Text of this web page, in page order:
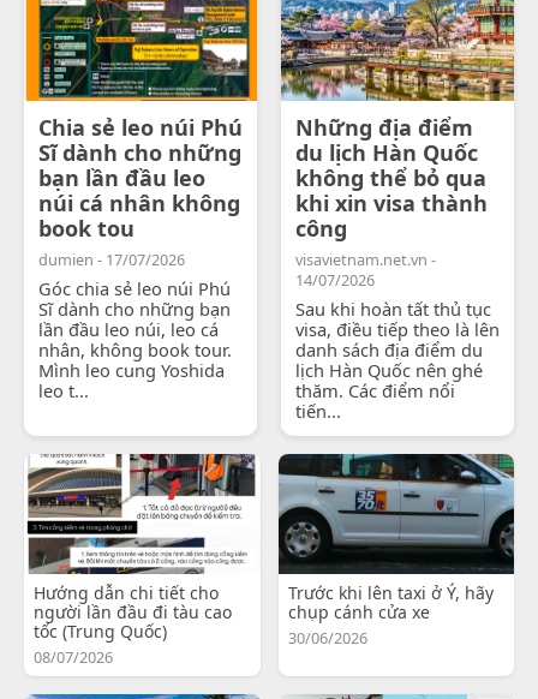
Chia sẻ leo núi Phú
Sĩ dành cho những
bạn lần đầu leo
núi cá nhân không
book tou
dumien - 17/07/2026
Góc chia sẻ leo núi Phú
Sĩ dành cho những bạn
lần đầu leo núi, leo cá
nhân, không book tour.
Mình leo cung Yoshida
leo t...
Những địa điểm
du lịch Hàn Quốc
không thể bỏ qua
khi xin visa thành
công
visavietnam.net.vn -
14/07/2026
Sau khi hoàn tất thủ tục
visa, điều tiếp theo là lên
danh sách địa điểm du
lịch Hàn Quốc nên ghé
thăm. Các điểm nổi
tiến...
Hướng dẫn chi tiết cho
người lần đầu đi tàu cao
tốc (Trung Quốc)
08/07/2026
Trước khi lên taxi ở Ý, hãy
chụp cánh cửa xe
30/06/2026